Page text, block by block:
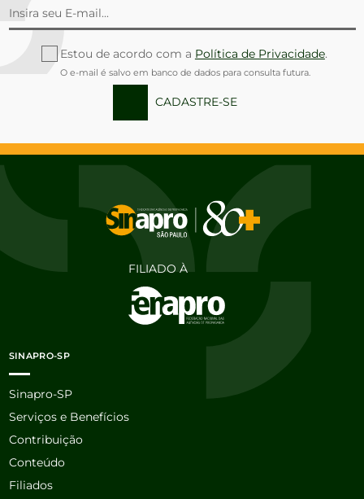
Estou de acordo com a Política de Privacidade.
O e-mail é salvo em banco de dados para consulta futura.
CADASTRE-SE
FILIADO À
SINAPRO-SP
Sinapro-SP
Serviços e Benefícios
Contribuição
Conteúdo
Filiados